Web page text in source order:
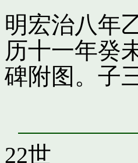
明宏治八年
历十一年癸
碑附图。子
22世